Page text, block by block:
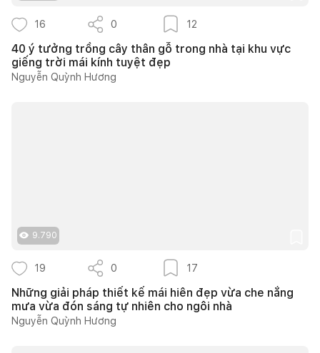
16 0 12
40 ý tưởng trồng cây thân gỗ trong nhà tại khu vực
giếng trời mái kính tuyệt đẹp
Nguyễn Quỳnh Hương
9.790
19 0 17
Những giải pháp thiết kế mái hiên đẹp vừa che nắng
mưa vừa đón sáng tự nhiên cho ngôi nhà
Nguyễn Quỳnh Hương